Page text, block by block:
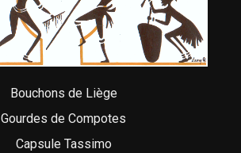
Bouchons de Liège
Gourdes de Compotes
Capsule Tassimo